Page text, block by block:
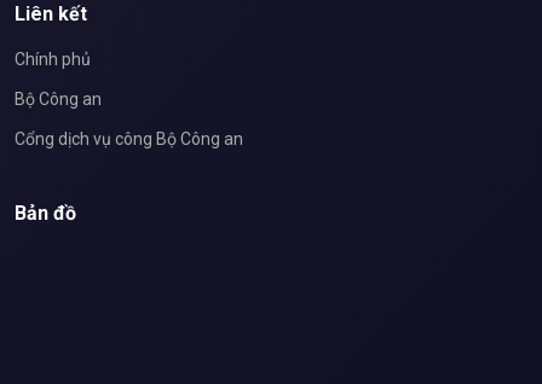
Liên kết
Chính phủ
Bộ Công an
Cổng dịch vụ công Bộ Công an
Bản đồ